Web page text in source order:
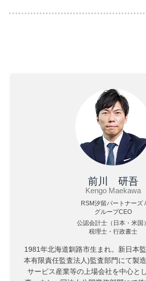
前川 研吾
Kengo Maekawa
RSM汐留パートナーズ /
グループCEO
公認会計士（日本・米国）
税理士・行政書士
1981年北海道釧路市生まれ。新日本
本有限責任監査法人)監査部門にて製
サービス産業等の上場会社を中心と